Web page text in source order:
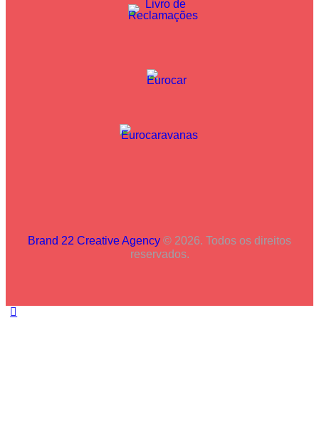
Brand 22 Creative Agency © 2026. Todos os direitos
reservados.